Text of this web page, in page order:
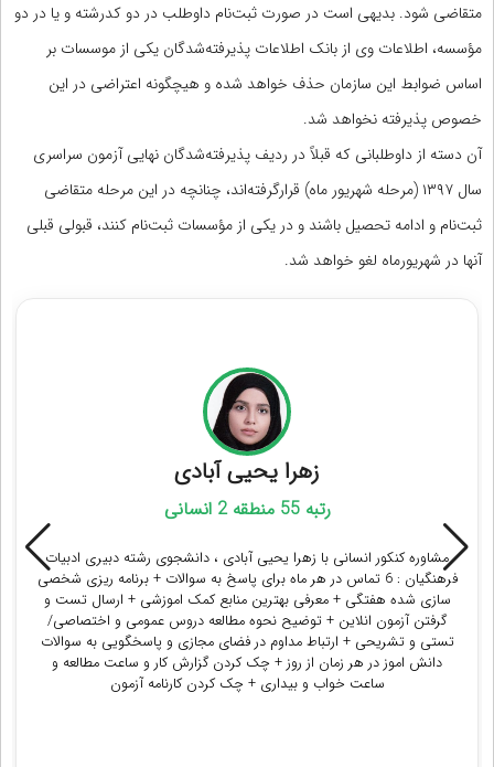
متقاضی شود. بدیهی است در صورت ثبت‌نام داوطلب در دو کدرشته و یا در دو
مؤسسه، اطلاعات وی از بانک اطلاعات پذیرفته‌شدگان یکی از موسسات بر
اساس ضوابط این سازمان حذف خواهد شده و هیچگونه اعتراضی در این
خصوص پذیرفته نخواهد شد.
آن دسته از داوطلبانی که قبلاً در ردیف پذیرفته‌شدگان نهایی آزمون سراسری
سال ۱۳۹۷ (مرحله شهریور ماه) قرارگرفته‌اند، چنانچه در این مرحله متقاضی
ثبت‌نام و ادامه تحصیل باشند و در یکی از مؤسسات ثبت‌نام کنند، قبولی قبلی
آنها در شهریورماه لغو خواهد شد.
زهرا یحیی آبادی
رتبه 55 منطقه 2 انسانی
مشاوره کنکور انسانی با زهرا یحیی آبادی ، دانشجوی رشته دبیری ادبیات
فرهنگیان : 6 تماس در هر ماه برای پاسخ به سوالات + برنامه ریزی شخصی
سازی شده هفتگی + معرفی بهترین منابع کمک اموزشی + ارسال تست و
گرفتن آزمون انلاین + توضیح نحوه مطالعه دروس عمومی و اختصاصی/
تستی و تشریحی + ارتباط مداوم در فضای مجازی و پاسخگویی به سوالات
دانش اموز در هر زمان از روز + چک کردن گزارش کار و ساعت مطالعه و
ساعت خواب و بیداری + چک کردن کارنامه آزمون